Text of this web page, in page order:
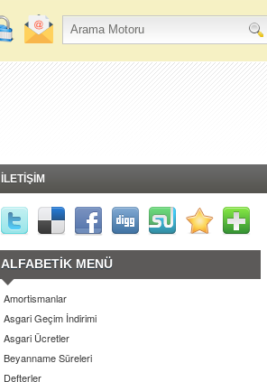
İLETİŞİM
ALFABETİK MENÜ
Amortismanlar
Asgari Geçim İndirimi
Asgari Ücretler
Beyanname Süreleri
Defterler